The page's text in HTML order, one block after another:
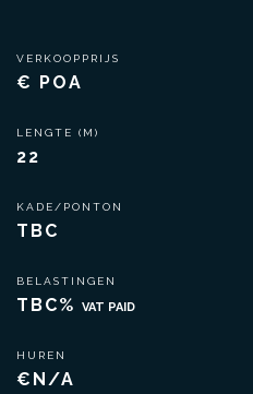
VERKOOPPRIJS
€ POA
LENGTE (M)
22
KADE/PONTON
TBC
BELASTINGEN
TBC% VAT PAID
HUREN
€N/A